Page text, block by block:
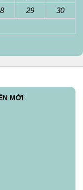
29
30
MỚI